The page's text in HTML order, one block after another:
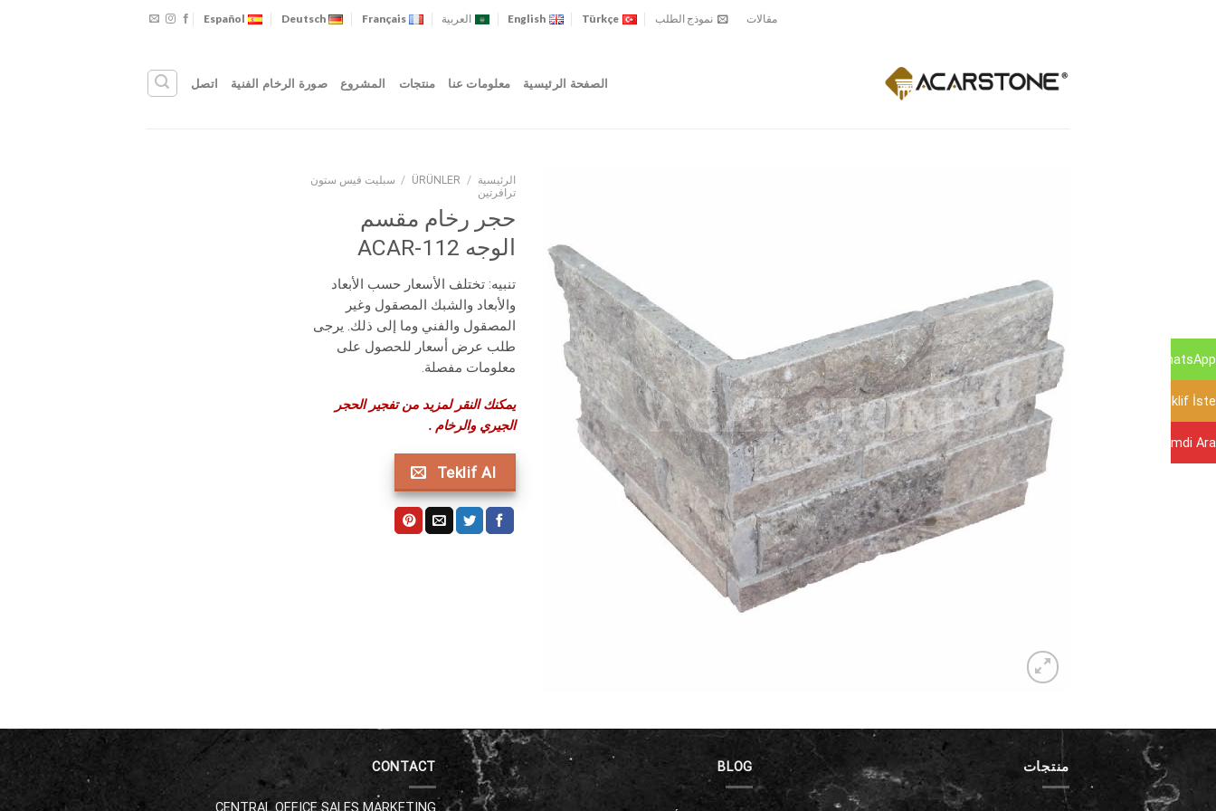
مقالات نموذج الطلب Türkçe
English العربية Français
Deutsch
Español
الصفحة الرئيسية معلومات عنا منتجات المشروع صورة الرخام الفنية اتصل
الرئيسية /
ÜRÜNLER
/ سبليت فيس ستون
ترافرتين
حجر رخام مقسم
الوجه ACAR-112
تنبيه: تختلف الأسعار حسب الأبعاد
والأبعاد والشبك المصقول وغير
المصقول والفني وما إلى ذلك. يرجى
طلب عرض أسعار للحصول على
معلومات مفصلة.
يمكنك النقر لمزيد من تفجير الحجر
الجيري والرخام .
Teklif Al
منتجات BLOG
CONTACT
CENTRAL OFFICE SALES MARKETING
WhatsApp
Teklif İste
Şimdi Ara